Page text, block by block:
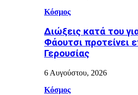
Κόσμος
Διώξεις κατά του
Φάουτσι προτείνει
Γερουσίας
6 Αυγούστου, 2026
Κόσμος